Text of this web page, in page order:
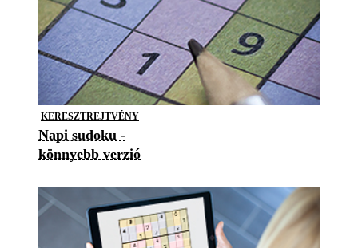
KERESZTREJTVÉNY
Napi sudoku -
könnyebb verzió